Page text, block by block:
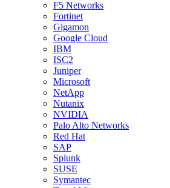
F5 Networks
Fortinet
Gigamon
Google Cloud
IBM
ISC2
Juniper
Microsoft
NetApp
Nutanix
NVIDIA
Palo Alto Networks
Red Hat
SAP
Splunk
SUSE
Symantec